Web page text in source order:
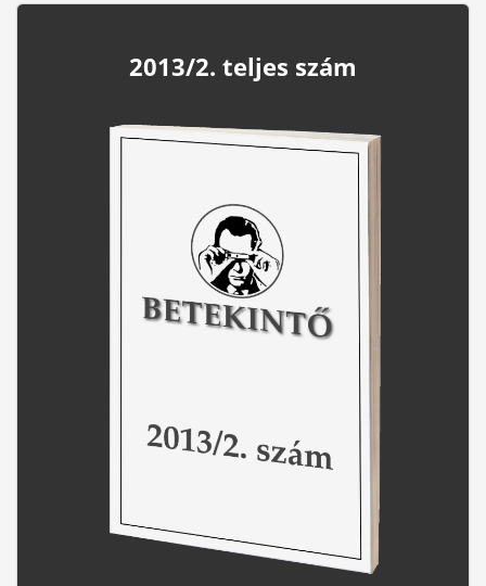
2013/2. teljes szám